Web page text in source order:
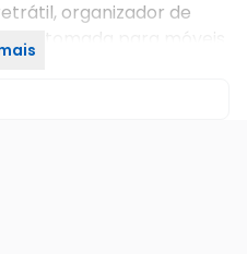
organizador de
tomada para móveis